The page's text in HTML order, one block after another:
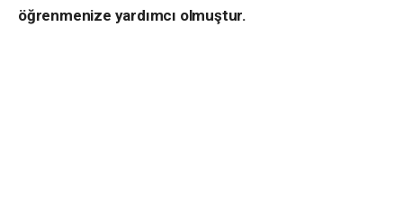
öğrenmenize yardımcı olmuştur.